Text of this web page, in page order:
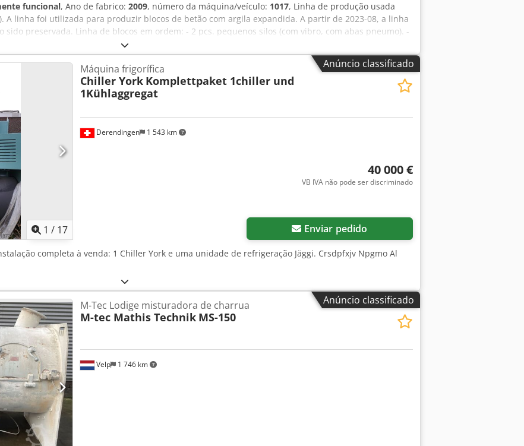
funcional, Ano de fabrico: 2009, número da máquina/veículo: 1017, Linha de produção usada
A linha foi utilizada para produzir blocos de betão com argila expandida. A partir de 2023-08, a linha
preservada. Linha de blocos em ordem: - 2 pcs. pequenos silos (com vibro, com abas pneumo). -
prima para a tremonha de pesagem. - Tremonha de pesagem. - Transportador de alimentação de
o misturador. - Misturador FK Machinery (Polónia, 2022, capacidade do balde 1200 l, potência do
a mistura do misturador para a prensa vibratória SIGMA 1000. - Prensa vibratória SIGMA 1000:
1000 com controlo automático TELEMECANIQUE Fabricante: ADLER S.A.S. Route de la Bourde, 60360
série/ano de fabrico/ano de renovação - 1017/1989/2009 Superfície do tabuleiro (palete): 1130 mm x 550
- máx. 250 mm - Prateleira de produção. - A partir da prateleira de produção, a produção é
o mecanismo onde a produção é automaticamente recarregada dos painéis de produção para as
são automaticamente devolvidas à prensa vibratória. - Quadro de controlo com programador. -
200 x 185 x 490 com o qual temos estado a trabalhar no último ano. Existem muitos outros
cerca de 500 peças de quadros de produção. Não há compressor de ar comprimido. Podemos
e arranque do equipamento.
Anúncio classificado
1 / 17
Derendingen 1 543 km
Máquina frigorífica
Chiller York Komplettpaket 1chiller und
1Kühlaggregat
40 000 €
VB IVA não pode ser discriminado
Enviar pedido
completa à venda: 1 Chiller York e uma unidade de refrigeração Jäggi. Crsdpfxjv Npgmo Al
Anúncio classificado
Velp 1 746 km
M-Tec Lodige misturadora de charrua
M-tec Mathis Technik MS-150